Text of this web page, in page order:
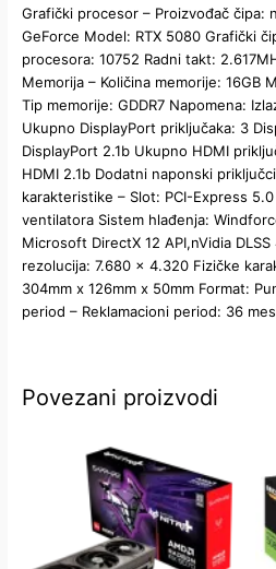
Grafički procesor – Proizvođač čipa:
GeForce Model: RTX 5080 Grafički
procesora: 10752 Radni takt:
Memorija – Količina memorije: 16GB
Tip memorije: GDDR7 Napomena:
Ukupno DisplayPort priključaka: 3
DisplayPort 2.1b Ukupno HDMI
HDMI 2.1b Dodatni naponski
karakteristike – Slot: PCI-Express
ventilatora Sistem hlađenja:
Microsoft DirectX 12 API,nVidia
rezolucija: 7.680 x 4.320 Fizičke
304mm x 126mm x 50mm Format:
period – Reklamacioni period: 36
Povezani proizvodi